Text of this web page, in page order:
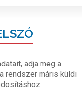
adja meg a
rendszer máris küldi